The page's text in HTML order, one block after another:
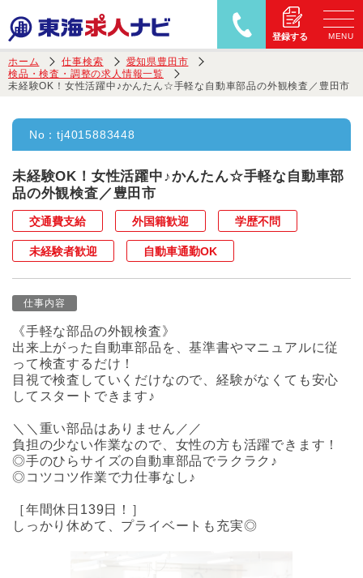
登録する MENU
ホーム 仕事検索
愛知県豊田市
検品・検査・調整の求人情報一覧
未経験OK！女性活躍中♪かんたん☆手軽な自動車部品の外観検査／豊田市
No：tj4015883448
未経験OK！女性活躍中♪かんたん☆手軽な自動車部
品の外観検査／豊田市
交通費支給 外国籍歓迎 学歴不問
未経験者歓迎 自動車通勤OK
仕事内容
《手軽な部品の外観検査》
出来上がった自動車部品を、基準書やマニュアルに従
って検査するだけ！
目視で検査していくだけなので、経験がなくても安心
してスタートできます♪
＼＼重い部品はありません／／
負担の少ない作業なので、女性の方も活躍できます！
◎手のひらサイズの自動車部品でラクラク♪
◎コツコツ作業で力仕事なし♪
［年間休日139日！］
しっかり休めて、プライベートも充実◎